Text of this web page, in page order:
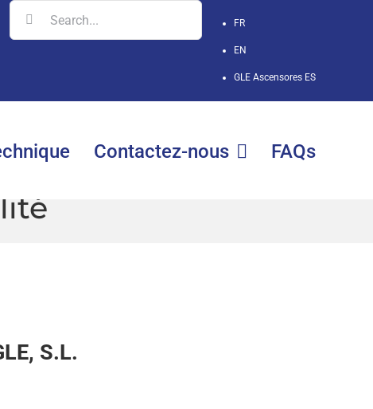
FR
EN
GLE Ascensores ES
Search
for:
Contactez-nous FAQs
S.L.